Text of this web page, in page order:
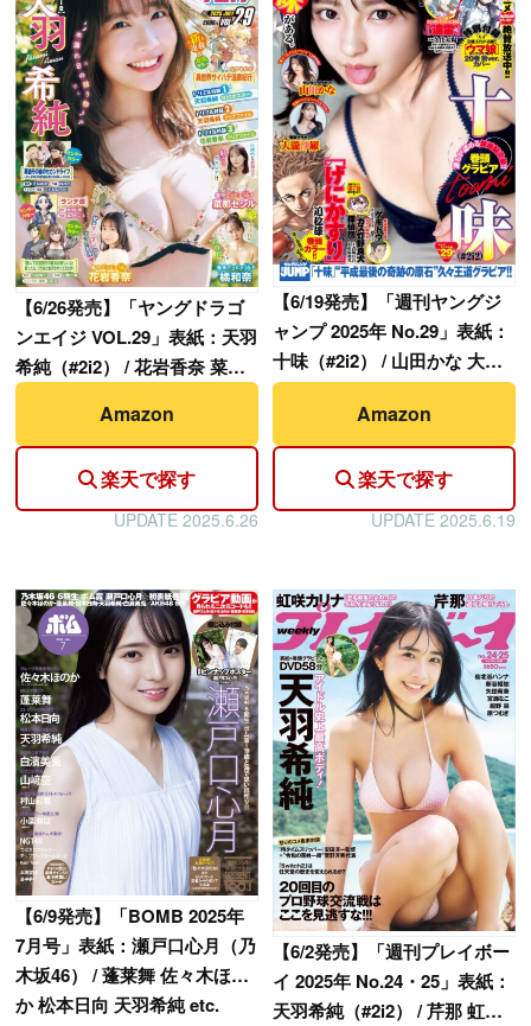
【6/26発売】「ヤングドラゴ
ンエイジ VOL.29」表紙：天羽
希純（#2i2） / 花岩香奈 菜那
セシル 橘和奈
Amazon
楽天で探す
UPDATE 2025.6.26
【6/19発売】「週刊ヤングジ
ャンプ 2025年 No.29」表紙：
十味（#2i2） / 山田かな 大瀧
沙羅
Amazon
楽天で探す
UPDATE 2025.6.19
【6/9発売】「BOMB 2025年
7月号」表紙：瀬戸口心月（乃
木坂46） / 蓬莱舞 佐々木ほの
か 松本日向 天羽希純 etc.
【6/2発売】「週刊プレイボー
イ 2025年 No.24・25」表紙：
天羽希純（#2i2） / 芹那 虹咲